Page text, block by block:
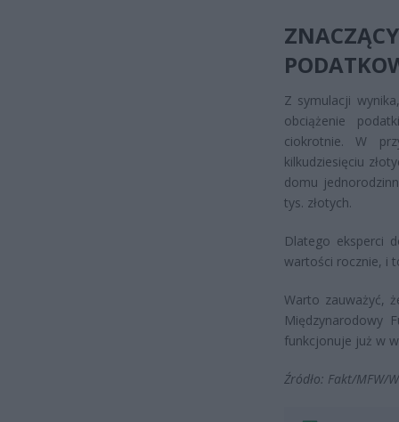
Z symulacji
obciążenie
ciokrotnie. W
kilkudziesięciu
domu
tys. złotych.
Dlatego eksperci
wartości rocznie, i
Warto zauważyć,
Międzynarodowy
funkcjonuje już w
Źródło: Fakt/MFW/